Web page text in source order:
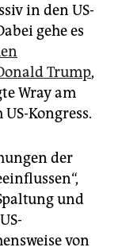
in den US-
gehe es
Trump,
Wray am
Kongress.
der
und
von